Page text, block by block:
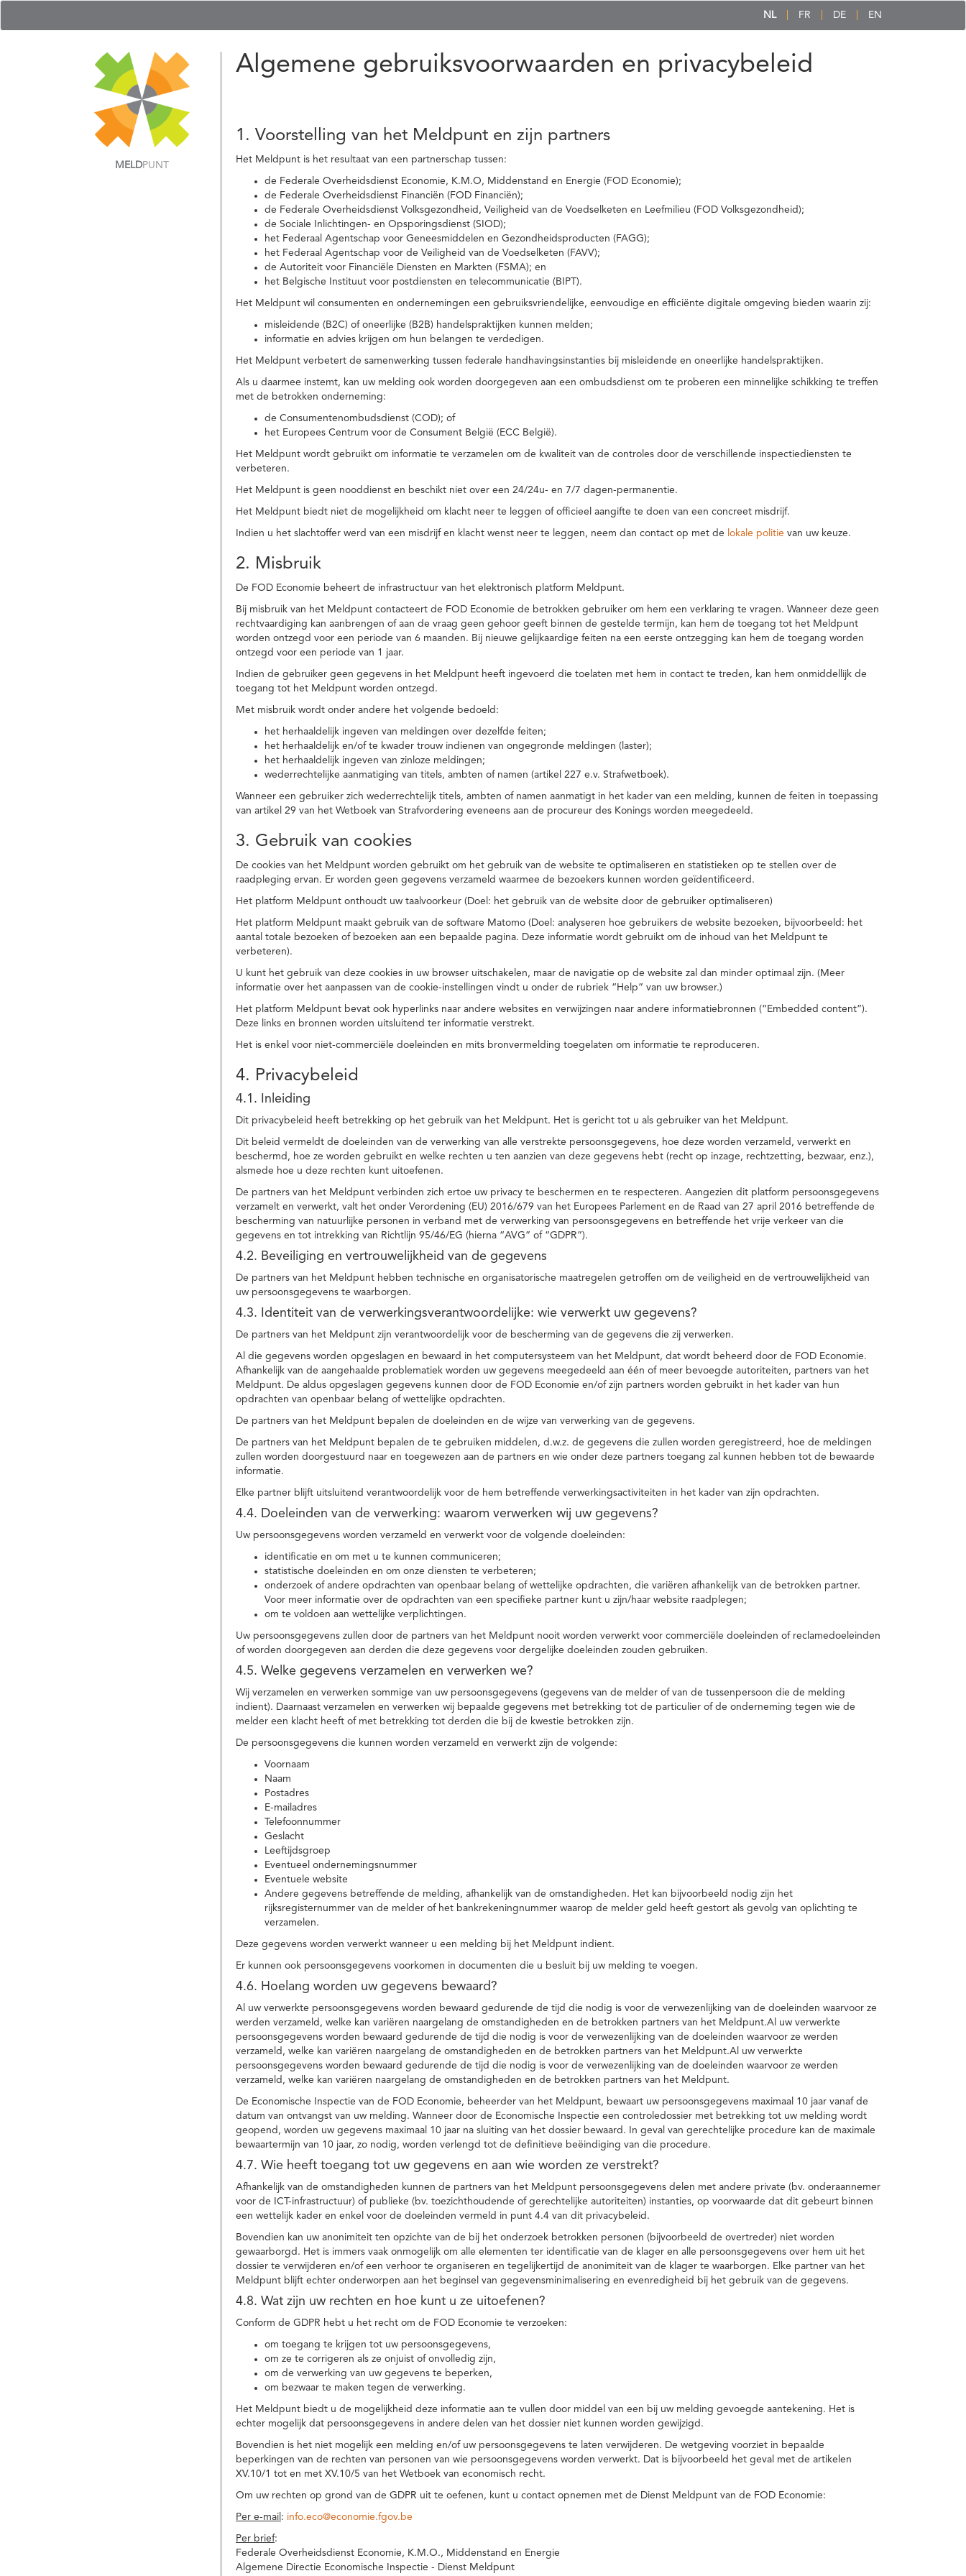
NL FR DE EN
MELDPUNT
Algemene gebruiksvoorwaarden en privacybeleid
1. Voorstelling van het Meldpunt en zijn partners
Het Meldpunt is het resultaat van een partnerschap tussen:
de Federale Overheidsdienst Economie, K.M.O, Middenstand en Energie (FOD Economie);
de Federale Overheidsdienst Financiën (FOD Financiën);
de Federale Overheidsdienst Volksgezondheid, Veiligheid van de Voedselketen en Leefmilieu (FOD Volksgezondheid);
de Sociale Inlichtingen- en Opsporingsdienst (SIOD);
het Federaal Agentschap voor Geneesmiddelen en Gezondheidsproducten (FAGG);
het Federaal Agentschap voor de Veiligheid van de Voedselketen (FAVV);
de Autoriteit voor Financiële Diensten en Markten (FSMA); en
het Belgische Instituut voor postdiensten en telecommunicatie (BIPT).
Het Meldpunt wil consumenten en ondernemingen een gebruiksvriendelijke, eenvoudige en efficiënte digitale omgeving bieden waarin zij:
misleidende (B2C) of oneerlijke (B2B) handelspraktijken kunnen melden;
informatie en advies krijgen om hun belangen te verdedigen.
Het Meldpunt verbetert de samenwerking tussen federale handhavingsinstanties bij misleidende en oneerlijke handelspraktijken.
Als u daarmee instemt, kan uw melding ook worden doorgegeven aan een ombudsdienst om te proberen een minnelijke schikking te treffen
met de betrokken onderneming:
de Consumentenombudsdienst (COD); of
het Europees Centrum voor de Consument België (ECC België).
Het Meldpunt wordt gebruikt om informatie te verzamelen om de kwaliteit van de controles door de verschillende inspectiediensten te
verbeteren.
Het Meldpunt is geen nooddienst en beschikt niet over een 24/24u- en 7/7 dagen-permanentie.
Het Meldpunt biedt niet de mogelijkheid om klacht neer te leggen of officieel aangifte te doen van een concreet misdrijf.
Indien u het slachtoffer werd van een misdrijf en klacht wenst neer te leggen, neem dan contact op met de lokale politie van uw keuze.
2. Misbruik
De FOD Economie beheert de infrastructuur van het elektronisch platform Meldpunt.
Bij misbruik van het Meldpunt contacteert de FOD Economie de betrokken gebruiker om hem een verklaring te vragen. Wanneer deze geen
rechtvaardiging kan aanbrengen of aan de vraag geen gehoor geeft binnen de gestelde termijn, kan hem de toegang tot het Meldpunt
worden ontzegd voor een periode van 6 maanden. Bij nieuwe gelijkaardige feiten na een eerste ontzegging kan hem de toegang worden
ontzegd voor een periode van 1 jaar.
Indien de gebruiker geen gegevens in het Meldpunt heeft ingevoerd die toelaten met hem in contact te treden, kan hem onmiddellijk de
toegang tot het Meldpunt worden ontzegd.
Met misbruik wordt onder andere het volgende bedoeld:
het herhaaldelijk ingeven van meldingen over dezelfde feiten;
het herhaaldelijk en/of te kwader trouw indienen van ongegronde meldingen (laster);
het herhaaldelijk ingeven van zinloze meldingen;
wederrechtelijke aanmatiging van titels, ambten of namen (artikel 227 e.v. Strafwetboek).
Wanneer een gebruiker zich wederrechtelijk titels, ambten of namen aanmatigt in het kader van een melding, kunnen de feiten in toepassing
van artikel 29 van het Wetboek van Strafvordering eveneens aan de procureur des Konings worden meegedeeld.
3. Gebruik van cookies
De cookies van het Meldpunt worden gebruikt om het gebruik van de website te optimaliseren en statistieken op te stellen over de
raadpleging ervan. Er worden geen gegevens verzameld waarmee de bezoekers kunnen worden geïdentificeerd.
Het platform Meldpunt onthoudt uw taalvoorkeur (Doel: het gebruik van de website door de gebruiker optimaliseren)
Het platform Meldpunt maakt gebruik van de software Matomo (Doel: analyseren hoe gebruikers de website bezoeken, bijvoorbeeld: het
aantal totale bezoeken of bezoeken aan een bepaalde pagina. Deze informatie wordt gebruikt om de inhoud van het Meldpunt te
verbeteren).
U kunt het gebruik van deze cookies in uw browser uitschakelen, maar de navigatie op de website zal dan minder optimaal zijn. (Meer
informatie over het aanpassen van de cookie-instellingen vindt u onder de rubriek “Help” van uw browser.)
Het platform Meldpunt bevat ook hyperlinks naar andere websites en verwijzingen naar andere informatiebronnen (“Embedded content”).
Deze links en bronnen worden uitsluitend ter informatie verstrekt.
Het is enkel voor niet-commerciële doeleinden en mits bronvermelding toegelaten om informatie te reproduceren.
4. Privacybeleid
4.1. Inleiding
Dit privacybeleid heeft betrekking op het gebruik van het Meldpunt. Het is gericht tot u als gebruiker van het Meldpunt.
Dit beleid vermeldt de doeleinden van de verwerking van alle verstrekte persoonsgegevens, hoe deze worden verzameld, verwerkt en
beschermd, hoe ze worden gebruikt en welke rechten u ten aanzien van deze gegevens hebt (recht op inzage, rechtzetting, bezwaar, enz.),
alsmede hoe u deze rechten kunt uitoefenen.
De partners van het Meldpunt verbinden zich ertoe uw privacy te beschermen en te respecteren. Aangezien dit platform persoonsgegevens
verzamelt en verwerkt, valt het onder Verordening (EU) 2016/679 van het Europees Parlement en de Raad van 27 april 2016 betreffende de
bescherming van natuurlijke personen in verband met de verwerking van persoonsgegevens en betreffende het vrije verkeer van die
gegevens en tot intrekking van Richtlijn 95/46/EG (hierna “AVG” of “GDPR”).
4.2. Beveiliging en vertrouwelijkheid van de gegevens
De partners van het Meldpunt hebben technische en organisatorische maatregelen getroffen om de veiligheid en de vertrouwelijkheid van
uw persoonsgegevens te waarborgen.
4.3. Identiteit van de verwerkingsverantwoordelijke: wie verwerkt uw gegevens?
De partners van het Meldpunt zijn verantwoordelijk voor de bescherming van de gegevens die zij verwerken.
Al die gegevens worden opgeslagen en bewaard in het computersysteem van het Meldpunt, dat wordt beheerd door de FOD Economie.
Afhankelijk van de aangehaalde problematiek worden uw gegevens meegedeeld aan één of meer bevoegde autoriteiten, partners van het
Meldpunt. De aldus opgeslagen gegevens kunnen door de FOD Economie en/of zijn partners worden gebruikt in het kader van hun
opdrachten van openbaar belang of wettelijke opdrachten.
De partners van het Meldpunt bepalen de doeleinden en de wijze van verwerking van de gegevens.
De partners van het Meldpunt bepalen de te gebruiken middelen, d.w.z. de gegevens die zullen worden geregistreerd, hoe de meldingen
zullen worden doorgestuurd naar en toegewezen aan de partners en wie onder deze partners toegang zal kunnen hebben tot de bewaarde
informatie.
Elke partner blijft uitsluitend verantwoordelijk voor de hem betreffende verwerkingsactiviteiten in het kader van zijn opdrachten.
4.4. Doeleinden van de verwerking: waarom verwerken wij uw gegevens?
Uw persoonsgegevens worden verzameld en verwerkt voor de volgende doeleinden:
identificatie en om met u te kunnen communiceren;
statistische doeleinden en om onze diensten te verbeteren;
onderzoek of andere opdrachten van openbaar belang of wettelijke opdrachten, die variëren afhankelijk van de betrokken partner.
Voor meer informatie over de opdrachten van een specifieke partner kunt u zijn/haar website raadplegen;
om te voldoen aan wettelijke verplichtingen.
Uw persoonsgegevens zullen door de partners van het Meldpunt nooit worden verwerkt voor commerciële doeleinden of reclamedoeleinden
of worden doorgegeven aan derden die deze gegevens voor dergelijke doeleinden zouden gebruiken.
4.5. Welke gegevens verzamelen en verwerken we?
Wij verzamelen en verwerken sommige van uw persoonsgegevens (gegevens van de melder of van de tussenpersoon die de melding
indient). Daarnaast verzamelen en verwerken wij bepaalde gegevens met betrekking tot de particulier of de onderneming tegen wie de
melder een klacht heeft of met betrekking tot derden die bij de kwestie betrokken zijn.
De persoonsgegevens die kunnen worden verzameld en verwerkt zijn de volgende:
Voornaam
Naam
Postadres
E-mailadres
Telefoonnummer
Geslacht
Leeftijdsgroep
Eventueel ondernemingsnummer
Eventuele website
Andere gegevens betreffende de melding, afhankelijk van de omstandigheden. Het kan bijvoorbeeld nodig zijn het
rijksregisternummer van de melder of het bankrekeningnummer waarop de melder geld heeft gestort als gevolg van oplichting te
verzamelen.
Deze gegevens worden verwerkt wanneer u een melding bij het Meldpunt indient.
Er kunnen ook persoonsgegevens voorkomen in documenten die u besluit bij uw melding te voegen.
4.6. Hoelang worden uw gegevens bewaard?
Al uw verwerkte persoonsgegevens worden bewaard gedurende de tijd die nodig is voor de verwezenlijking van de doeleinden waarvoor ze
werden verzameld, welke kan variëren naargelang de omstandigheden en de betrokken partners van het Meldpunt.Al uw verwerkte
persoonsgegevens worden bewaard gedurende de tijd die nodig is voor de verwezenlijking van de doeleinden waarvoor ze werden
verzameld, welke kan variëren naargelang de omstandigheden en de betrokken partners van het Meldpunt.Al uw verwerkte
persoonsgegevens worden bewaard gedurende de tijd die nodig is voor de verwezenlijking van de doeleinden waarvoor ze werden
verzameld, welke kan variëren naargelang de omstandigheden en de betrokken partners van het Meldpunt.
De Economische Inspectie van de FOD Economie, beheerder van het Meldpunt, bewaart uw persoonsgegevens maximaal 10 jaar vanaf de
datum van ontvangst van uw melding. Wanneer door de Economische Inspectie een controledossier met betrekking tot uw melding wordt
geopend, worden uw gegevens maximaal 10 jaar na sluiting van het dossier bewaard. In geval van gerechtelijke procedure kan de maximale
bewaartermijn van 10 jaar, zo nodig, worden verlengd tot de definitieve beëindiging van die procedure.
4.7. Wie heeft toegang tot uw gegevens en aan wie worden ze verstrekt?
Afhankelijk van de omstandigheden kunnen de partners van het Meldpunt persoonsgegevens delen met andere private (bv. onderaannemer
voor de ICT-infrastructuur) of publieke (bv. toezichthoudende of gerechtelijke autoriteiten) instanties, op voorwaarde dat dit gebeurt binnen
een wettelijk kader en enkel voor de doeleinden vermeld in punt 4.4 van dit privacybeleid.
Bovendien kan uw anonimiteit ten opzichte van de bij het onderzoek betrokken personen (bijvoorbeeld de overtreder) niet worden
gewaarborgd. Het is immers vaak onmogelijk om alle elementen ter identificatie van de klager en alle persoonsgegevens over hem uit het
dossier te verwijderen en/of een verhoor te organiseren en tegelijkertijd de anonimiteit van de klager te waarborgen. Elke partner van het
Meldpunt blijft echter onderworpen aan het beginsel van gegevensminimalisering en evenredigheid bij het gebruik van de gegevens.
4.8. Wat zijn uw rechten en hoe kunt u ze uitoefenen?
Conform de GDPR hebt u het recht om de FOD Economie te verzoeken:
om toegang te krijgen tot uw persoonsgegevens,
om ze te corrigeren als ze onjuist of onvolledig zijn,
om de verwerking van uw gegevens te beperken,
om bezwaar te maken tegen de verwerking.
Het Meldpunt biedt u de mogelijkheid deze informatie aan te vullen door middel van een bij uw melding gevoegde aantekening. Het is
echter mogelijk dat persoonsgegevens in andere delen van het dossier niet kunnen worden gewijzigd.
Bovendien is het niet mogelijk een melding en/of uw persoonsgegevens te laten verwijderen. De wetgeving voorziet in bepaalde
beperkingen van de rechten van personen van wie persoonsgegevens worden verwerkt. Dat is bijvoorbeeld het geval met de artikelen
XV.10/1 tot en met XV.10/5 van het Wetboek van economisch recht.
Om uw rechten op grond van de GDPR uit te oefenen, kunt u contact opnemen met de Dienst Meldpunt van de FOD Economie:
Per e-mail : info.eco@economie.fgov.be
Per brief:
Federale Overheidsdienst Economie, K.M.O., Middenstand en Energie
Algemene Directie Economische Inspectie - Dienst Meldpunt